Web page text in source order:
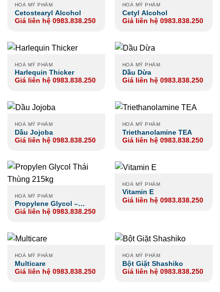
HOÁ MỸ PHẨM
Cetostearyl Alcohol
Giá liên hệ 0983.838.250
HOÁ MỸ PHẨM
Cetyl Alcohol
Giá liên hệ 0983.838.250
HOÁ MỸ PHẨM
Harlequin Thicker
Giá liên hệ 0983.838.250
HOÁ MỸ PHẨM
Dầu Dừa
Giá liên hệ 0983.838.250
HOÁ MỸ PHẨM
Dầu Jojoba
Giá liên hệ 0983.838.250
HOÁ MỸ PHẨM
Triethanolamine TEA
Giá liên hệ 0983.838.250
HOÁ MỸ PHẨM
Propylene Glycol –
Dung Môi PG
Giá liên hệ 0983.838.250
HOÁ MỸ PHẨM
Vitamin E
Giá liên hệ 0983.838.250
HOÁ MỸ PHẨM
Multicare
Giá liên hệ 0983.838.250
HOÁ MỸ PHẨM
Bột Giặt Shashiko
Giá liên hệ 0983.838.250